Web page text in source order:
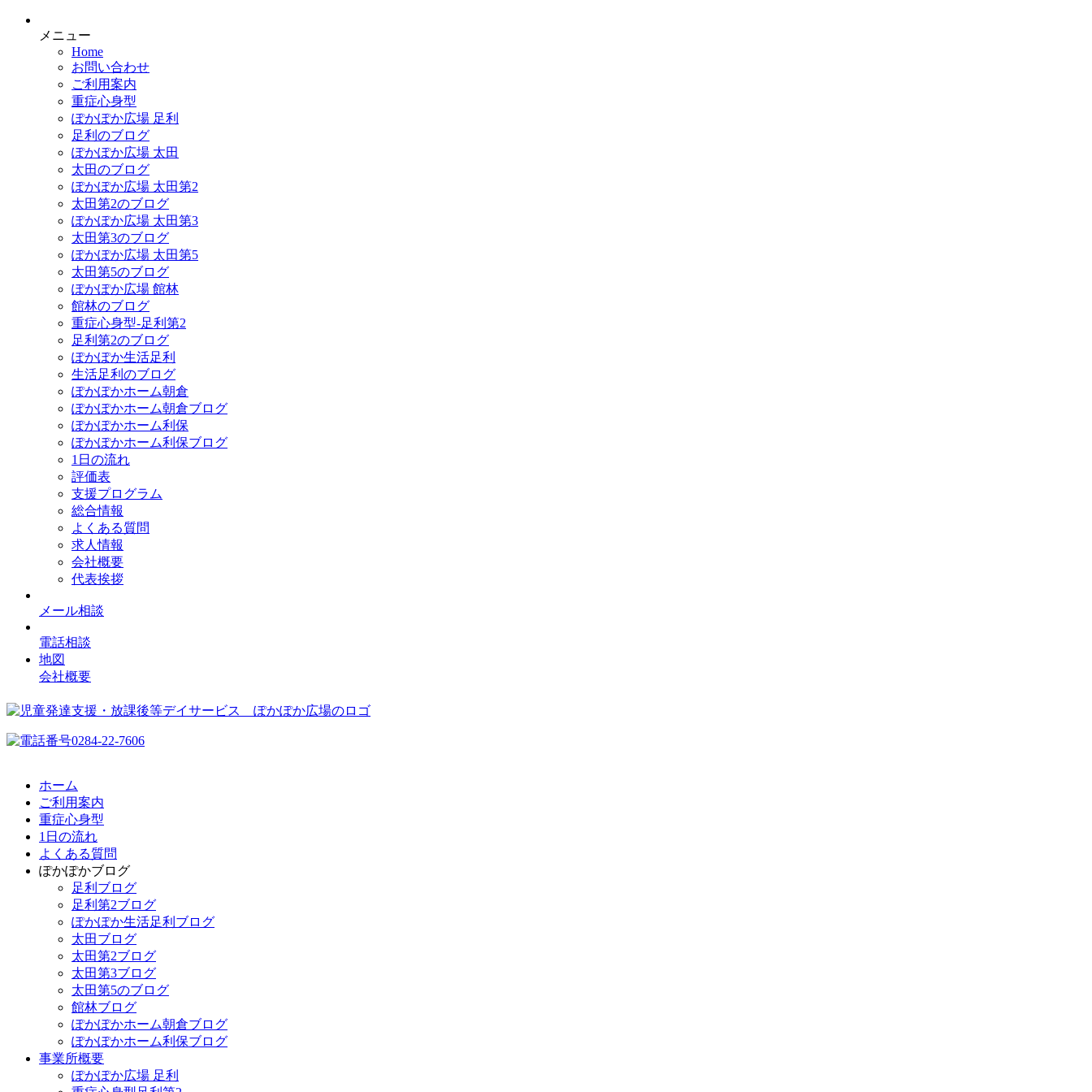
メニュー
Home
お問い合わせ
ご利用案内
重症心身型
ぽかぽか広場 足利
足利のブログ
ぽかぽか広場 太田
太田のブログ
ぽかぽか広場 太田第2
太田第2のブログ
ぽかぽか広場 太田第3
太田第3のブログ
ぽかぽか広場 太田第5
太田第5のブログ
ぽかぽか広場 館林
館林のブログ
重症心身型-足利第2
足利第2のブログ
ぽかぽか生活足利
生活足利のブログ
ぽかぽかホーム朝倉
ぽかぽかホーム朝倉ブログ
ぽかぽかホーム利保
ぽかぽかホーム利保ブログ
1日の流れ
評価表
支援プログラム
総合情報
よくある質問
求人情報
会社概要
代表挨拶
メール相談
電話相談
地図
会社概要
ホーム
ご利用案内
重症心身型
1日の流れ
よくある質問
ぽかぽかブログ
足利ブログ
足利第2ブログ
ぽかぽか生活足利ブログ
太田ブログ
太田第2ブログ
太田第3ブログ
太田第5のブログ
館林ブログ
ぽかぽかホーム朝倉ブログ
ぽかぽかホーム利保ブログ
事業所概要
ぽかぽか広場 足利